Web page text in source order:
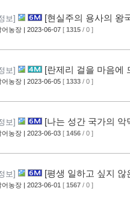
보]
[현실주의 용사의 왕
표지
어농장 | 2023-06-07 [ 1315 / 0 ]
보]
[란제리 걸을 마음에
표지
어농장 | 2023-06-05 [ 1333 / 0 ]
보]
[나는 성간 국가의 악
지
어농장 | 2023-06-03 [ 1456 / 0 ]
보]
[평생 일하고 싶지 않
인기 아이돌의 눈에 들면] 4권
어농장 | 2023-06-01 [ 1567 / 0 ]